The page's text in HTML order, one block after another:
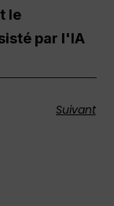
le
par l'IA
Suivant